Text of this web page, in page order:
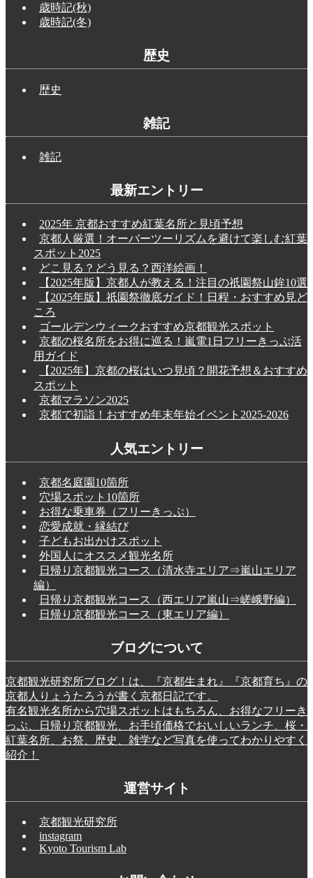
歳時記(秋)
歳時記(冬)
歴史
歴史
雑記
雑記
最新エントリー
2025年 京都おすすめ紅葉名所と見頃予想
京都人厳選！オーバーツーリズムを避けて楽しむ紅葉
スポット2025
どこ見る？どう見る？西洋絵画！
【2025年版】京都人が教える！注目の祇園祭山鉾10選
【2025年版】祇園祭徹底ガイド！日程・おすすめ見ど
ころ
ゴールデンウィークおすすめ京都観光スポット
京都の桜名所をお得に巡る！嵐電1日フリーきっぷ活
用ガイド
【2025年】京都の桜はいつ見頃？開花予想＆おすすめ
スポット
京都マラソン2025
京都で初詣！おすすめ年末年始イベント2025-2026
人気エントリー
京都名庭園10箇所
穴場スポット10箇所
お得な乗車券（フリーきっぷ）
恋愛成就・縁結び
子どもお出かけスポット
外国人にオススメ観光名所
日帰り京都観光コース（清水寺エリア⇒嵐山エリア
編）
日帰り京都観光コース（西エリア嵐山⇒嵯峨野編）
日帰り京都観光コース（東エリア編）
ブログについて
京都観光研究所ブログ！は、『京都生まれ』『京都育ち』の
京都人りょうたろうが書く京都日記です。
有名観光名所から穴場スポットはもちろん、お得なフリーき
っぷ、日帰り京都観光、お手頃価格でおいしいランチ、桜・
紅葉名所、お祭、歴史、雑学など写真を使ってわかりやすく
紹介！
運営サイト
京都観光研究所
instagram
Kyoto Tourism Lab